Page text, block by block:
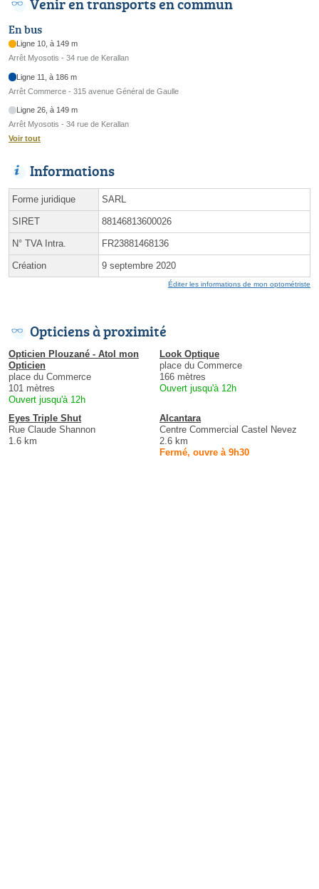
En bus
Ligne 10, à 149 m
Arrêt Myosotis - 34 rue de Kerallan
Ligne 11, à 186 m
Arrêt Commerce - 315 avenue Général de Gaulle
Ligne 26, à 149 m
Arrêt Myosotis - 34 rue de Kerallan
Voir tout
Informations
Forme juridique SARL
SIRET 88146813600026
N° TVA Intra. FR23881468136
Création 9 septembre 2020
Éditer les informations de mon optométriste
Opticiens à proximité
Opticien Plouzané - Atol mon
Opticien
place du Commerce
101 mètres
Ouvert jusqu'à 12h
Look Optique
place du Commerce
166 mètres
Ouvert jusqu'à 12h
Eyes Triple Shut
Rue Claude Shannon
1.6 km
Alcantara
Centre Commercial Castel Nevez
2.6 km
Fermé, ouvre à 9h30